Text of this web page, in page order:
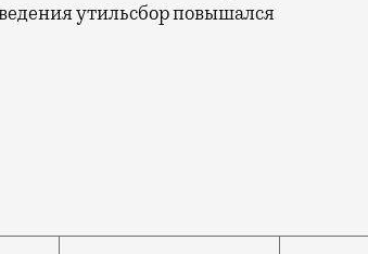
утильсбор повышался
будет повышен на 25%. Об